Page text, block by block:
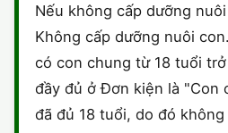
Nếu không cấp dưỡng
Không cấp dưỡng nuôi
có con chung từ 18 tuổi
đầy đủ ở Đơn kiện là "Con
đã đủ 18 tuổi, do đó